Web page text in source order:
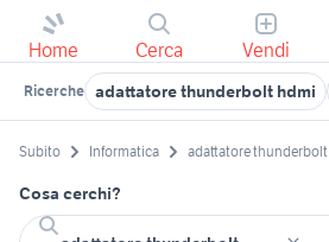
Home Cerca Vendi
Ricerche adattatore thunderbolt hdmi
Subito Informatica adattatore thunderbolt
Cosa cerchi?